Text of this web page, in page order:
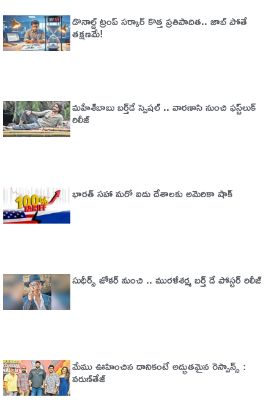
డొనాల్డ్ ట్రంప్‌ సర్కార్‌ కొత్త ప్రతిపాదిత.. జాబ్‌ పోతే
తక్షణమే!
మహేశ్​బాబు బర్త్​డే స్పెషల్ .. వారణాసి నుంచి ఫస్ట్​లుక్
రిలీజ్
భారత్‌ సహా మరో ఐదు దేశాలకు అమెరికా షాక్
సుధీర్స్ జోకర్ నుంచి .. మురళీశర్మ బర్త్ డే పోస్టర్ రిలీజ్
మేము ఊహించిన దానికంటే అద్భుతమైన రెస్పాన్స్ :
వరుణ్‌తేజ్‌